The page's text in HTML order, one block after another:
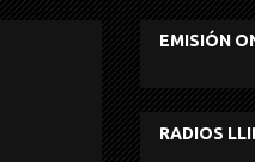
EMISIÓN
RADIOS